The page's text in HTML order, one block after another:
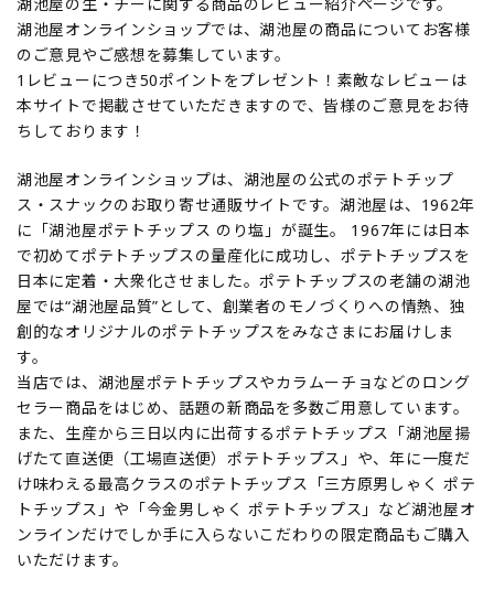
湖池屋の生・チーに関する商品のレビュー紹介ページです。
湖池屋オンラインショップでは、湖池屋の商品についてお客様
のご意見やご感想を募集しています。
1レビューにつき50ポイントをプレゼント！素敵なレビューは
本サイトで掲載させていただきますので、皆様のご意見をお待
ちしております！
湖池屋オンラインショップは、湖池屋の公式のポテトチップ
ス・スナックのお取り寄せ通販サイトです。湖池屋は、1962年
に「湖池屋ポテトチップス のり塩」が誕生。 1967年には日本
で初めてポテトチップスの量産化に成功し、ポテトチップスを
日本に定着・大衆化させました。ポテトチップスの老舗の湖池
屋では“湖池屋品質”として、創業者のモノづくりへの情熱、独
創的なオリジナルのポテトチップスをみなさまにお届けしま
す。
当店では、湖池屋ポテトチップスやカラムーチョなどのロング
セラー商品をはじめ、話題の新商品を多数ご用意しています。
また、生産から三日以内に出荷するポテトチップス「湖池屋揚
げたて直送便（工場直送便）ポテトチップス」や、年に一度だ
け味わえる最高クラスのポテトチップス「三方原男しゃく ポテ
トチップス」や「今金男しゃく ポテトチップス」など湖池屋オ
ンラインだけでしか手に入らないこだわりの限定商品もご購入
いただけます。